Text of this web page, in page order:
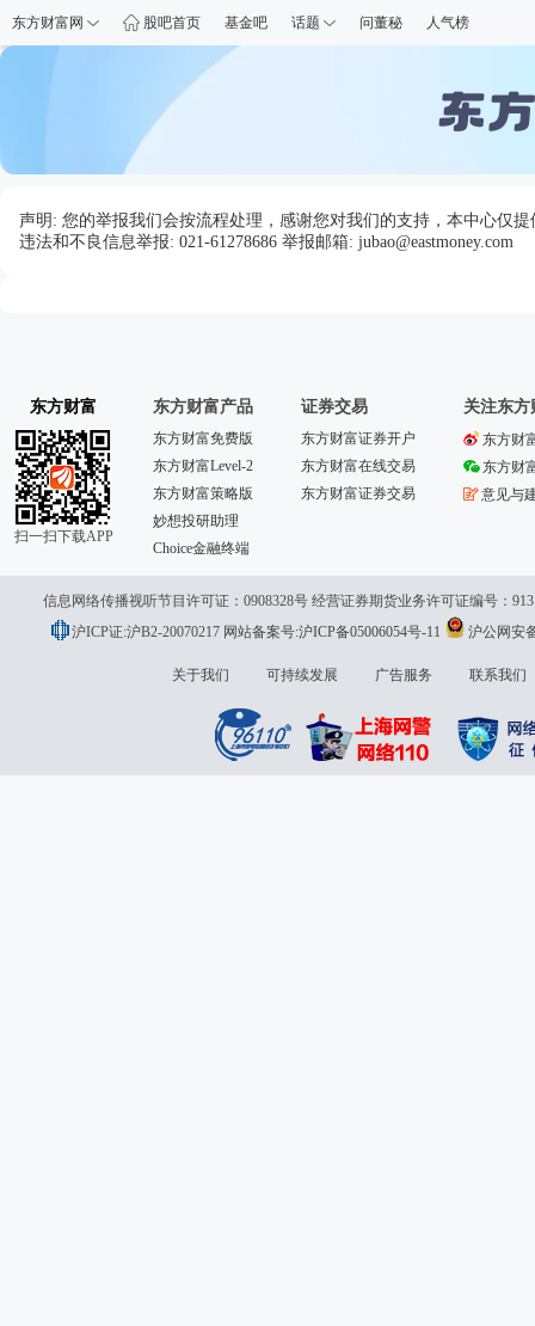
东方财富网 股吧首页 基金吧 话题 问董秘 人气榜
声明: 您的举报我们会按流程处理，感谢您对我们的支持，本中心仅
违法和不良信息举报: 021-61278686 举报邮箱: jubao@eastmoney.com
东方财富
扫一扫下载APP
东方财富产品
东方财富免费版
东方财富Level-2
东方财富策略版
妙想投研助理
Choice金融终端
证券交易
东方财富证券开户
东方财富在线交易
东方财富证券交易
关注东方
东方财
东方财
意见与
信息网络传播视听节目许可证：0908328号 经营证券期货业务许可证编号：
议
沪ICP证:沪B2-20070217 网站备案号:沪ICP备05006054号-11 沪公网安
关于我们 可持续发展 广告服务 联系我们